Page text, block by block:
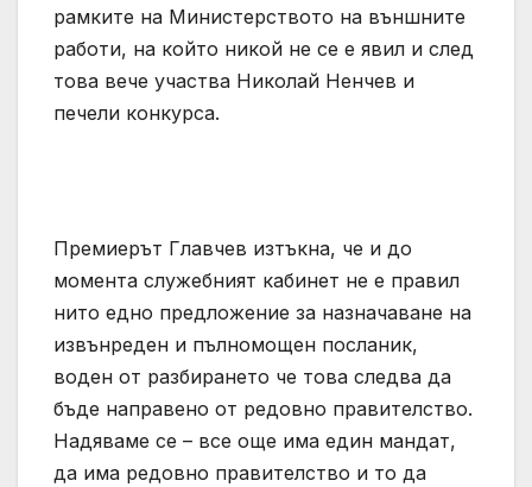
рамките на Министерството на външните
работи, на който никой не се е явил и след
това вече участва Николай Ненчев и
печели конкурса.
Премиерът Главчев изтъкна, че и до
момента служебният кабинет не е правил
нито едно предложение за назначаване на
извънреден и пълномощен посланик,
воден от разбирането че това следва да
бъде направено от редовно правителство.
Надяваме се – все още има един мандат,
да има редовно правителство и то да